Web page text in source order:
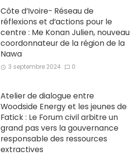
Côte d’Ivoire- Réseau de
réflexions et d’actions pour le
centre : Me Konan Julien, nouveau
coordonnateur de la région de la
Nawa
3 septembre 2024 0
Atelier de dialogue entre
Woodside Energy et les jeunes de
Fatick : Le Forum civil arbitre un
grand pas vers la gouvernance
responsable des ressources
extractives